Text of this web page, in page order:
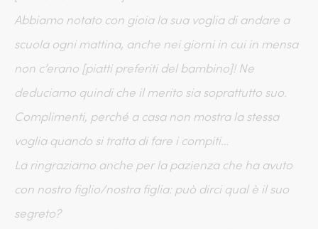
Abbiamo notato con gioia la sua voglia di andare a
scuola ogni mattina, anche nei giorni in cui in mensa
non c’erano [piatti preferiti del bambino]! Ne
deduciamo quindi che il merito sia soprattutto suo.
Complimenti, perché a casa non mostra la stessa
voglia quando si tratta di fare i compiti…
La ringraziamo anche per la pazienza che ha avuto
con nostro figlio/nostra figlia: può dirci qual è il suo
segreto?